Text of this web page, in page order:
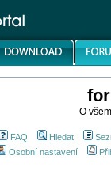
O
FAQ Hledat
Osobní nastavení